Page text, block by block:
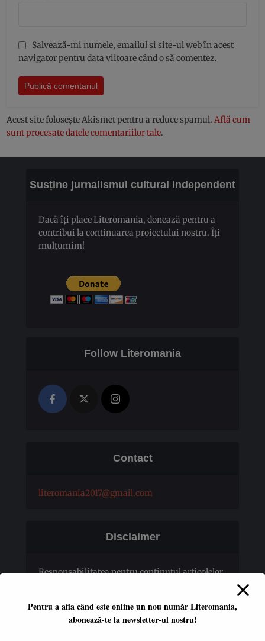
Salvează-mi numele, emailul și site-ul web în acest
navigator pentru data viitoare când o să comentez.
Acest site folosește Akismet pentru a reduce spamul.Află cum
sunt procesate datele comentariilor tale.
Susține jurnalismul cultural independent
Dacă îți place Literomania, donează pentru a
contribui la continuarea proiectului nostru. Îți
mulțumim!
Follow Literomania
Contact
literomania2017@gmail.com
Disclaimer
Responsabilitatea pentru conţinutul articolelor
Pentru a afla când este online un nou număr Literomania,
abonează-te la newsletter-ul nostru!